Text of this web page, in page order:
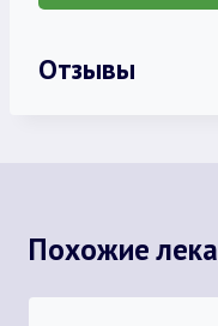
Отзывы
Похожие